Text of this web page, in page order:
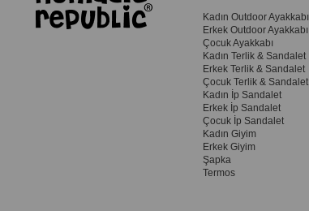
Kadın Outdoor Ayakkabı
Erkek Outdoor Ayakkabı
Çocuk Ayakkabı
Kadın Terlik & Sandalet
Erkek Terlik & Sandalet
Çocuk Terlik & Sandalet
Kadın İp Sandalet
Erkek İp Sandalet
Çocuk İp Sandalet
Kadın Giyim
Erkek Giyim
Şapka
Termos